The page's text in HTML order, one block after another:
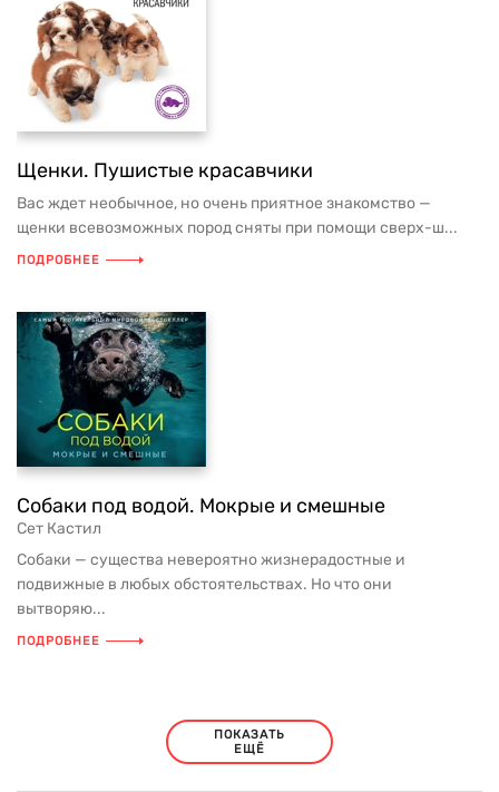
Щенки. Пушистые красавчики
Вас ждет необычное, но очень приятное знакомство —
щенки всевозможных пород сняты при помощи сверх-ш...
ПОДРОБНЕЕ
Собаки под водой. Мокрые и смешные
Сет Кастил
Собаки — существа невероятно жизнерадостные и
подвижные в любых обстоятельствах. Но что они
вытворяю...
ПОДРОБНЕЕ
ПОКАЗАТЬ
ЕЩЁ